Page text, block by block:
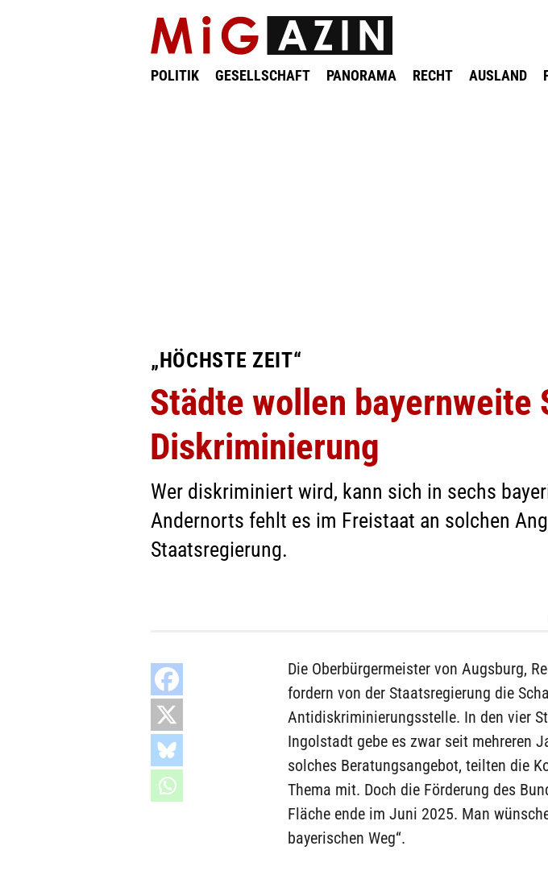
POLITIK GESELLSCHAFT PANORAMA RECHT AUSLAND
„HÖCHSTE ZEIT“
Städte wollen bayernweite
Diskriminierung
Wer diskriminiert wird, kann sich in sechs
Andernorts fehlt es im Freistaat an solchen
Staatsregierung.
Die Oberbürgermeister von Augsburg,
fordern von der Staatsregierung die
Antidiskriminierungsstelle. In den vier
Ingolstadt gebe es zwar seit mehreren
solches Beratungsangebot, teilten die
Thema mit. Doch die Förderung des
Fläche ende im Juni 2025. Man
bayerischen Weg“.